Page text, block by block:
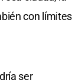
con límites
ser